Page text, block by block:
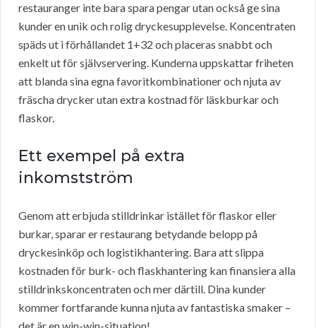
restauranger inte bara spara pengar utan också ge sina
kunder en unik och rolig dryckesupplevelse. Koncentraten
späds ut i förhållandet 1+32 och placeras snabbt och
enkelt ut för självservering. Kunderna uppskattar friheten
att blanda sina egna favoritkombinationer och njuta av
fräscha drycker utan extra kostnad för läskburkar och
flaskor.
Ett exempel på extra
inkomstström
Genom att erbjuda stilldrinkar istället för flaskor eller
burkar, sparar er restaurang betydande belopp på
dryckesinköp och logistikhantering. Bara att slippa
kostnaden för burk- och flaskhantering kan finansiera alla
stilldrinkskoncentraten och mer därtill. Dina kunder
kommer fortfarande kunna njuta av fantastiska smaker –